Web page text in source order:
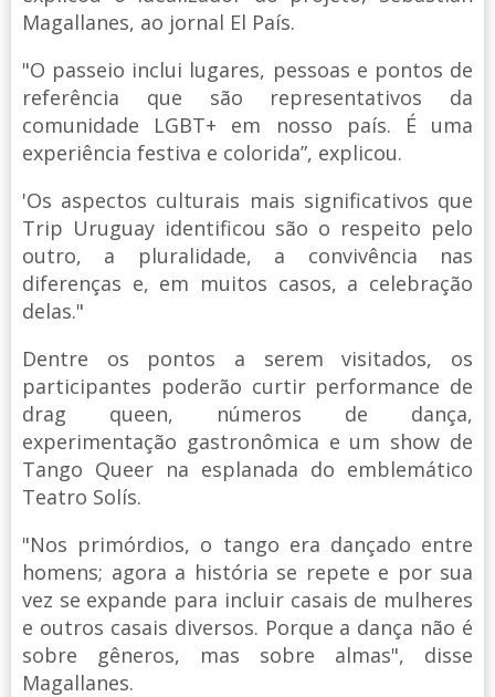
Magallanes, ao jornal El País.
"O passeio inclui lugares, pessoas e pontos de
referência que são representativos da
comunidade LGBT+ em nosso país. É uma
experiência festiva e colorida”, explicou.
'Os aspectos culturais mais significativos que
Trip Uruguay identificou são o respeito pelo
outro, a pluralidade, a convivência nas
diferenças e, em muitos casos, a celebração
delas."
Dentre os pontos a serem visitados, os
participantes poderão curtir performance de
drag queen, números de dança,
experimentação gastronômica e um show de
Tango Queer na esplanada do emblemático
Teatro Solís.
"Nos primórdios, o tango era dançado entre
homens; agora a história se repete e por sua
vez se expande para incluir casais de mulheres
e outros casais diversos. Porque a dança não é
sobre gêneros, mas sobre almas", disse
Magallanes.